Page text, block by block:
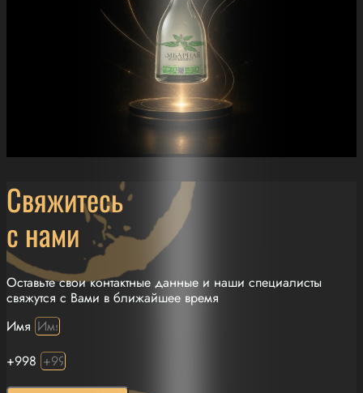
Свяжитесь
с нами
Оставьте свои контактные данные и наши специалисты
свяжутся с Вами в ближайшее время
Имя
+998